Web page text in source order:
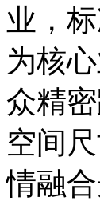
业，
为核
众精
空间
情融